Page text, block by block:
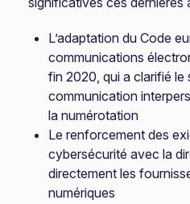
L’adaptation du Code
communications
fin 2020, qui a clarifié
communication
la numérotation
Le renforcement des
cybersécurité avec la
directement les
numériques